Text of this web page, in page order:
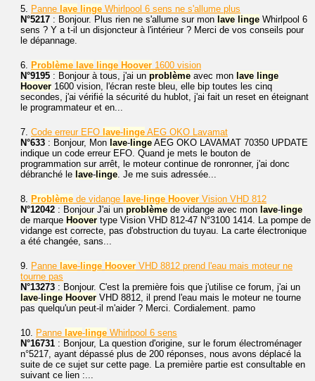
5. Panne lave linge Whirlpool 6 sens ne s'allume plus
N°5217 : Bonjour. Plus rien ne s'allume sur mon lave linge Whirlpool 6
sens ? Y a t-il un disjoncteur à l'intérieur ? Merci de vos conseils pour
le dépannage.
6. Problème lave linge Hoover 1600 vision
N°9195 : Bonjour à tous, j'ai un problème avec mon lave linge
Hoover 1600 vision, l'écran reste bleu, elle bip toutes les cinq
secondes, j'ai vérifié la sécurité du hublot, j'ai fait un reset en éteignant
le programmateur et en...
7. Code erreur EFO lave- linge AEG OKO Lavamat
N°633 : Bonjour, Mon lave- linge AEG OKO LAVAMAT 70350 UPDATE
indique un code erreur EFO. Quand je mets le bouton de
programmation sur arrêt, le moteur continue de ronronner, j'ai donc
débranché le lave- linge. Je me suis adressée...
8. Problème de vidange lave- linge Hoover Vision VHD 812
N°12042 : Bonjour J'ai un problème de vidange avec mon lave- linge
de marque Hoover type Vision VHD 812-47 N°3100 1414. La pompe de
vidange est correcte, pas d'obstruction du tuyau. La carte électronique
a été changée, sans...
9. Panne lave- linge Hoover VHD 8812 prend l'eau mais moteur ne
tourne pas
N°13273 : Bonjour. C'est la première fois que j'utilise ce forum, j'ai un
lave- linge Hoover VHD 8812, il prend l'eau mais le moteur ne tourne
pas quelqu'un peut-il m'aider ? Merci. Cordialement. pamo
10. Panne lave- linge Whirlpool 6 sens
N°16731 : Bonjour, La question d'origine, sur le forum électroménager
n°5217, ayant dépassé plus de 200 réponses, nous avons déplacé la
suite de ce sujet sur cette page. La première partie est consultable en
suivant ce lien :...